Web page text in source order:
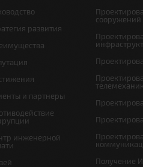
развития
и партнеры
инженерной
сооружений
Получение